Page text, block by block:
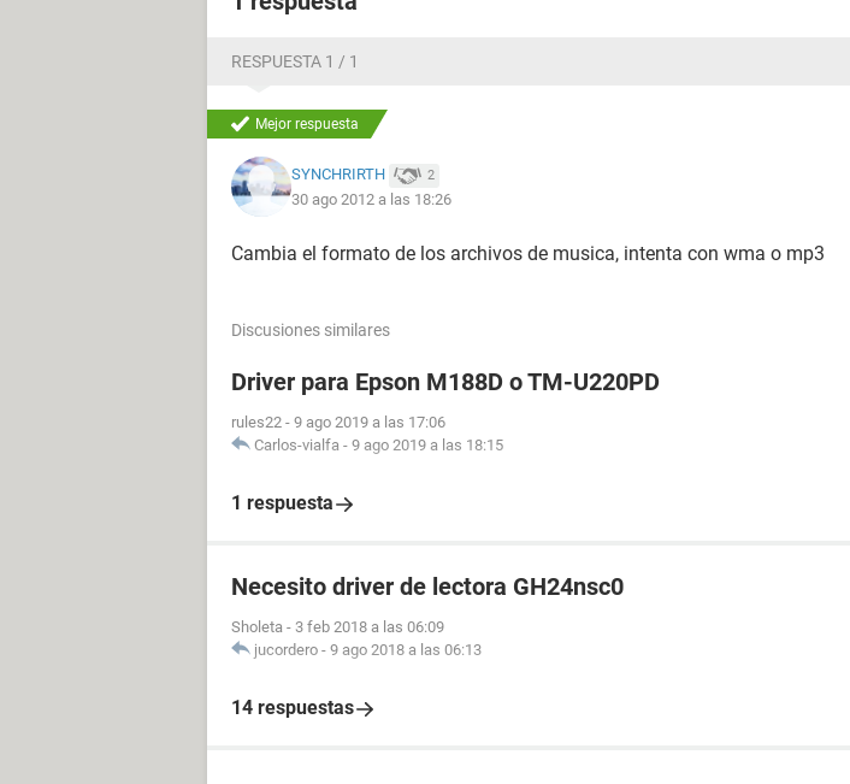
RESPUESTA 1 / 1
Mejor respuesta
SYNCHRIRTH 2
30 ago 2012 a las 18:26
Cambia el formato de los archivos de musica, intenta con wma o mp3
Discusiones similares
Driver para Epson M188D o TM-U220PD
rules22 - 9 ago 2019 a las 17:06
Carlos-vialfa - 9 ago 2019 a las 18:15
1 respuesta
Necesito driver de lectora GH24nsc0
Sholeta - 3 feb 2018 a las 06:09
jucordero - 9 ago 2018 a las 06:13
14 respuestas